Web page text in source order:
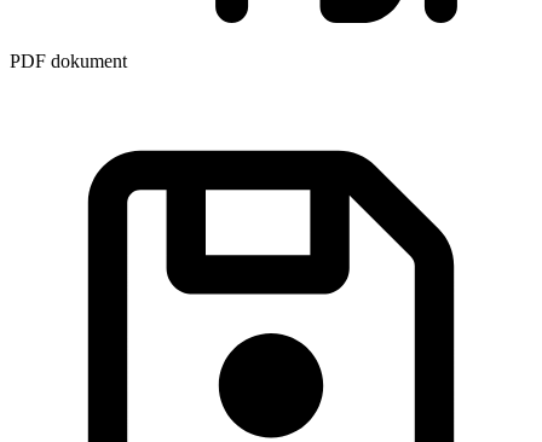
PDF dokument